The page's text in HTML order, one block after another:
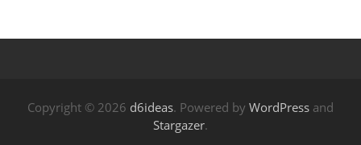
Copyright © 2026 d6ideas. Powered by WordPress and
Stargazer.